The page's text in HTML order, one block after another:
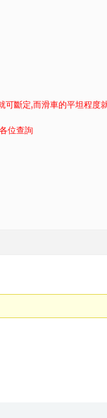
可斷定,而滑車的平坦程度
位查詢